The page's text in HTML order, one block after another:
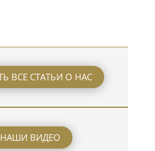
ВСЕ СТАТЬИ О НАС
НАШИ ВИДЕО